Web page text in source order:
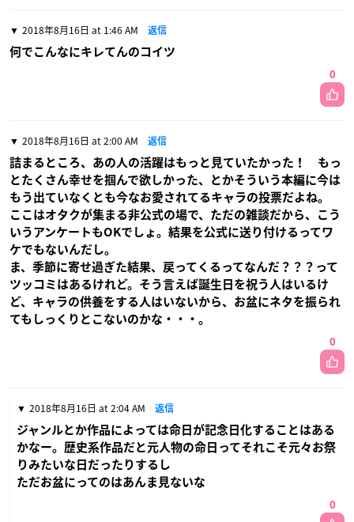
2018年8月16日 at 1:46 AM 返信
何でこんなにキレてんのコイツ
0
2018年8月16日 at 2:00 AM 返信
詰まるところ、あの人の活躍はもっと見ていたかった！ もっ
とたくさん幸せを掴んで欲しかった、とかそういう本編に今は
もう出ていなくとも今なお愛されてるキャラの投票だよね。
ここはオタクが集まる非公式の場で、ただの雑談だから、こう
いうアンケートもOKでしょ。結果を公式に送り付けるってワ
ケでもないんだし。
ま、季節に寄せ過ぎた結果、戻ってくるってなんだ？？？って
ツッコミはあるけれど。そう言えば誕生日を祝う人はいるけ
ど、キャラの供養をする人はいないから、お盆にネタを振られ
てもしっくりとこないのかな・・・。
0
2018年8月16日 at 2:04 AM 返信
ジャンルとか作品によっては命日が記念日化することはある
かなー。歴史系作品だと元人物の命日ってそれこそ元々お祭
りみたいな日だったりするし
ただお盆にってのはあんま見ないな
0